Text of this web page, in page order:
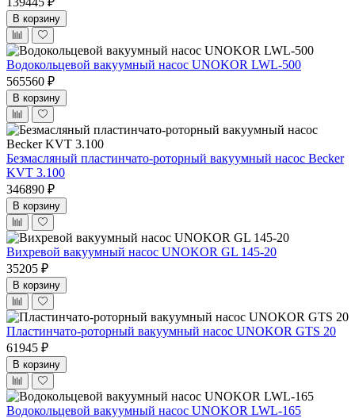
В корзину
Водокольцевой вакуумный насос UNOKOR LWL-500
565560 ₽
В корзину
Безмасляный пластинчато-роторный вакуумный насос Becker
KVT 3.100
346890 ₽
В корзину
Вихревой вакуумный насос UNOKOR GL 145-20
35205 ₽
В корзину
Пластинчато-роторный вакуумный насос UNOKOR GTS 20
61945 ₽
В корзину
Водокольцевой вакуумный насос UNOKOR LWL-165